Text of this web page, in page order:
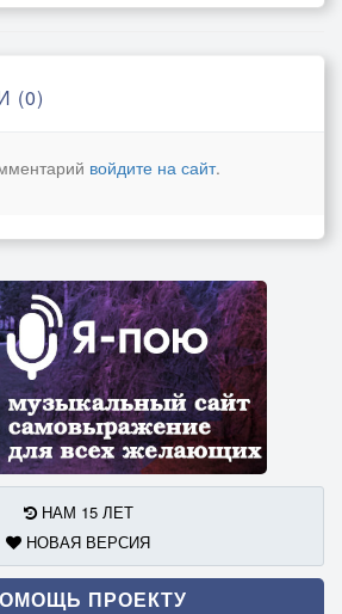
(0)
войдите на сайт.
НАМ 15 ЛЕТ
НОВАЯ ВЕРСИЯ
ПРОЕКТУ